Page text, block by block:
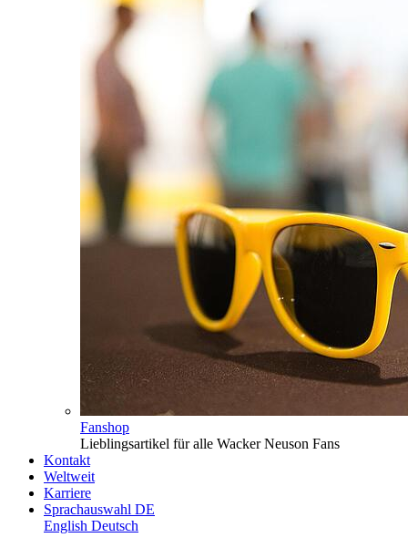
Fanshop
Lieblingsartikel für alle Wacker Neuson Fans
Kontakt
Weltweit
Karriere
Sprachauswahl DE
English Deutsch